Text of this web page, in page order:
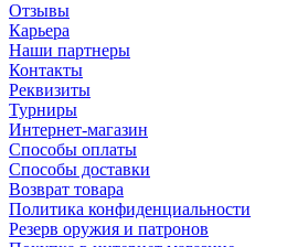
Отзывы
Карьера
Наши партнеры
Контакты
Реквизиты
Турниры
Интернет-магазин
Способы оплаты
Способы доставки
Возврат товара
Политика конфиденциальности
Резерв оружия и патронов